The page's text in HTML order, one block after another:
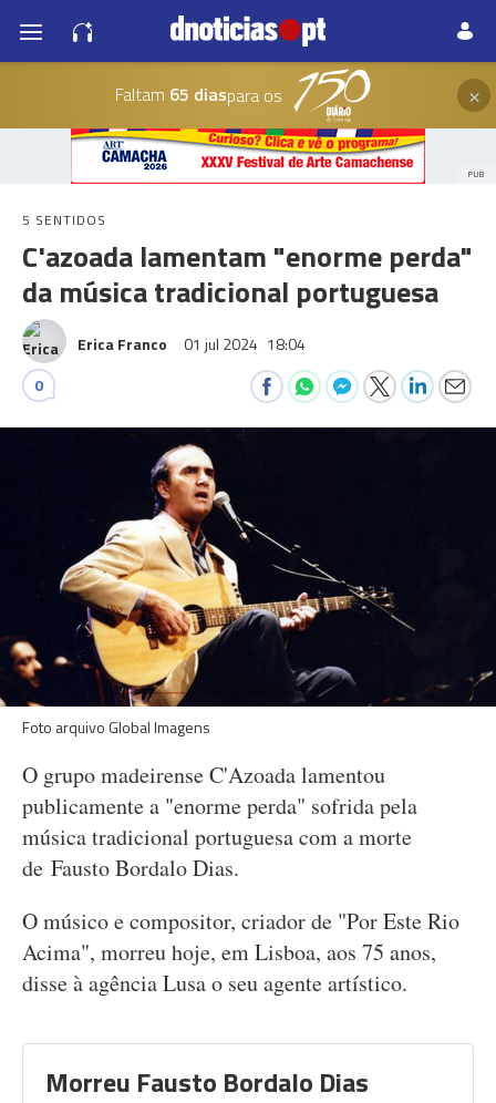
Faltam 65 diaspara os ×
PUB
5 SENTIDOS
C'azoada lamentam "enorme perda"
da música tradicional portuguesa
Erica Franco 01 jul 2024 18:04
0
Foto arquivo Global Imagens
O grupo madeirense C'Azoada lamentou
publicamente a "enorme perda" sofrida pela
música tradicional portuguesa com a morte
de Fausto Bordalo Dias.
O músico e compositor, criador de "Por Este Rio
Acima", morreu hoje, em Lisboa, aos 75 anos,
disse à agência Lusa o seu agente artístico.
Morreu Fausto Bordalo Dias